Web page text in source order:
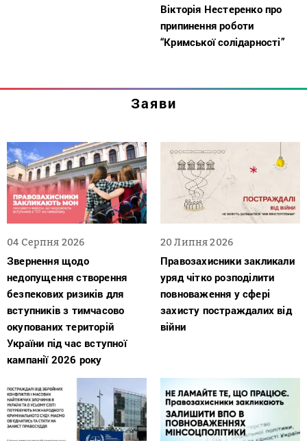
Вікторія Нестеренко про
припинення роботи
“Кримської солідарності”
Заяви
04 Серпня 2026
Звернення щодо
недопущення створення
безпекових ризиків для
вступників з тимчасово
окупованих територій
України під час вступної
кампанії 2026 року
20 Липня 2026
Правозахисники закликали
уряд чітко розподілити
повноваження у сфері
захисту постраждалих від
війни